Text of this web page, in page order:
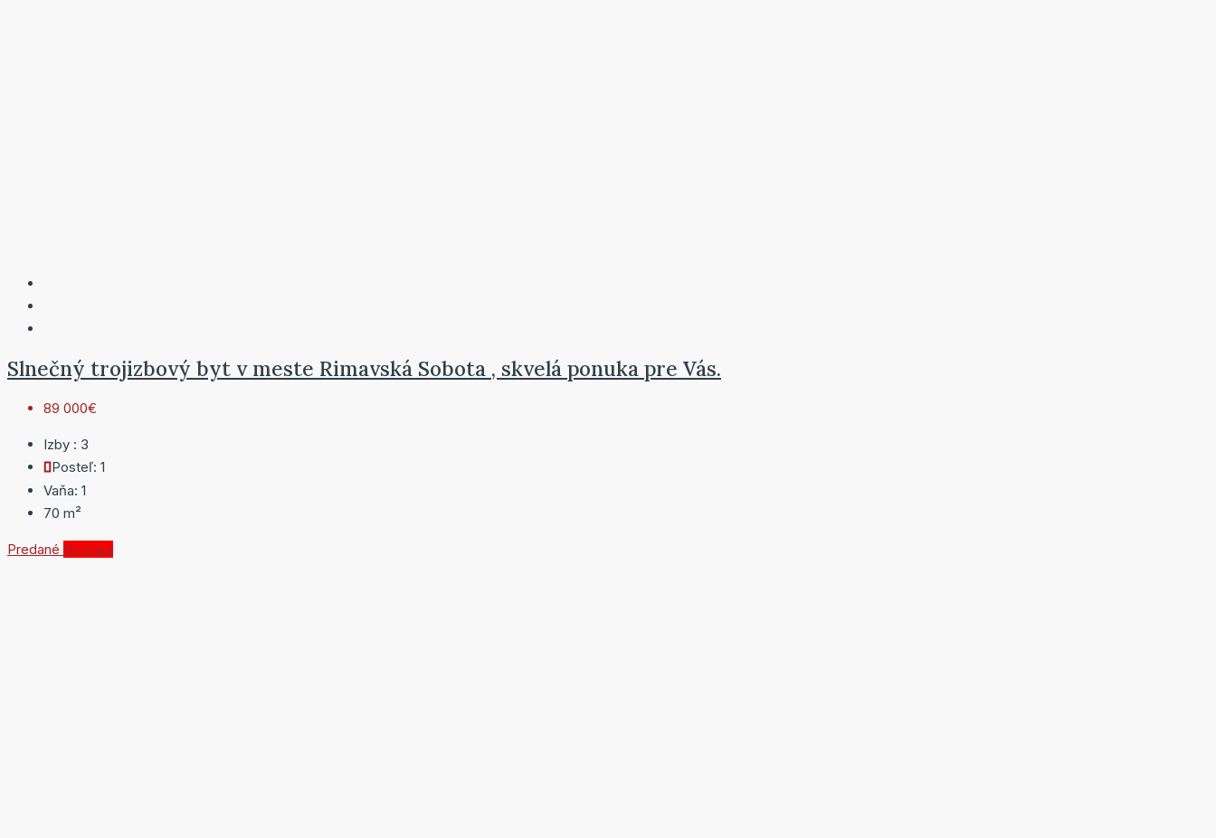
Slnečný trojizbový byt v meste Rimavská Sobota , skvelá ponuka pre Vás.
89 000€
Izby : 3
Posteľ: 1
Vaňa: 1
70 m²
Predané Novinka